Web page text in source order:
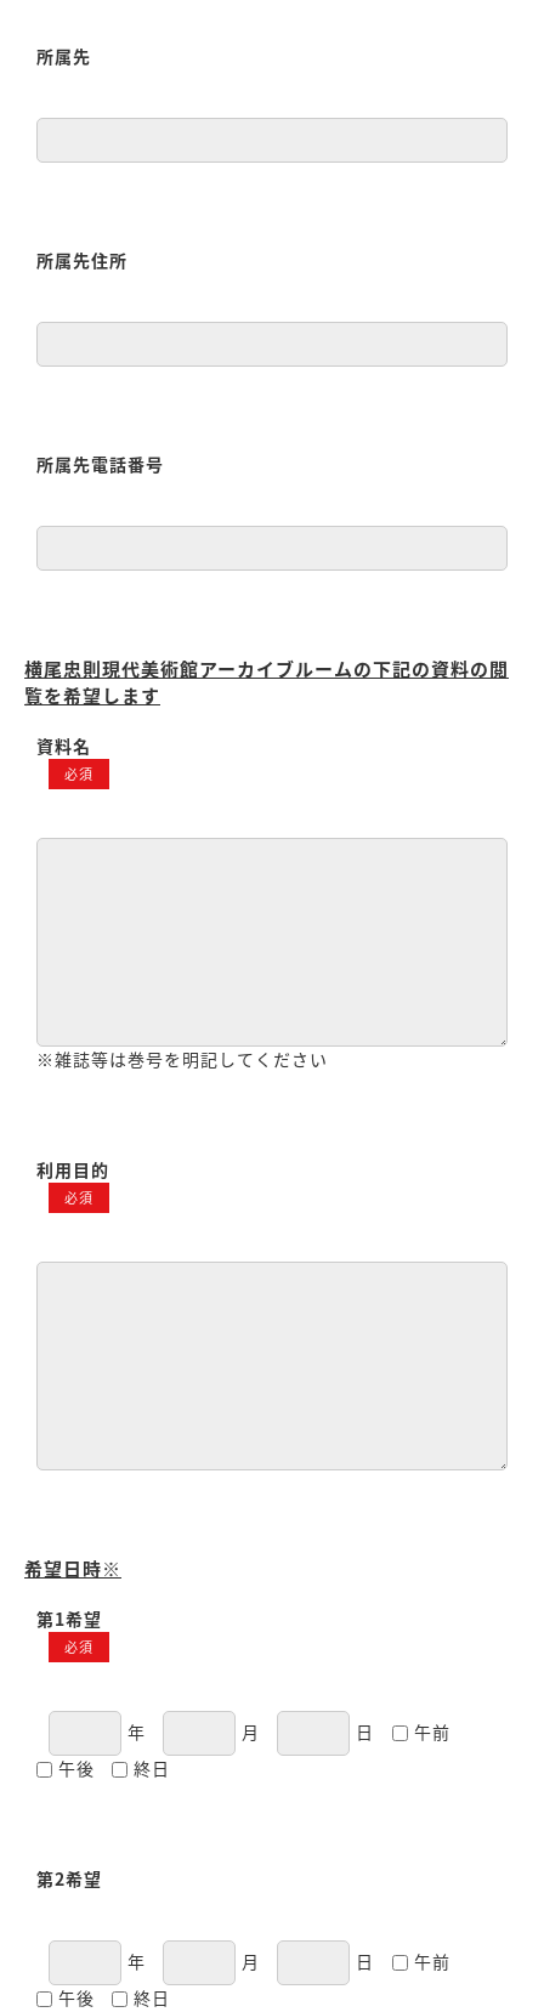
所属先
所属先住所
所属先電話番号
横尾忠則現代美術館アーカイブルームの下記の資料の閲
覧を希望します
資料名
必須
※雑誌等は巻号を明記してください
利用目的
必須
希望日時※
第1希望
必須
年 月 日
午前
午後
終日
第2希望
年 月 日
午前
午後
終日